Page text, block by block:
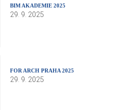
BIM AKADEMIE 2025
29. 9. 2025
FOR ARCH PRAHA 2025
29. 9. 2025